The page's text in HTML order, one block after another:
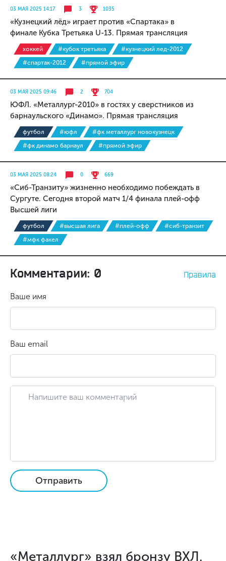
03 МАЯ 2025 14:17 3 1035
«Кузнецкий лёд» играет против «Спартака» в
финале Кубка Третьяка U-13. Прямая трансляция
хоккей #кубок третьяка
#кузнецкий лед-2012
#спартак-2012
#прямой эфир
03 МАЯ 2025 09:46 2 704
ЮФЛ. «Металлург-2010» в гостях у сверстников из
барнаульского «Динамо». Прямая трансляция
футбол #юфл
#фк металлург новокузнецк
#фк динамо барнаул
#прямой эфир
03 МАЯ 2025 08:24 0 669
«Сиб-Транзиту» жизненно необходимо побеждать в
Сургуте. Сегодня второй матч 1/4 финала плей-офф
Высшей лиги
футбол #высшая лига #плей-офф
#сиб-транзит
#мфк факел
Комментарии: 0 Правила
Ваше имя
Ваш email
Отправить
«Металлург» взял бронзу ВХЛ.